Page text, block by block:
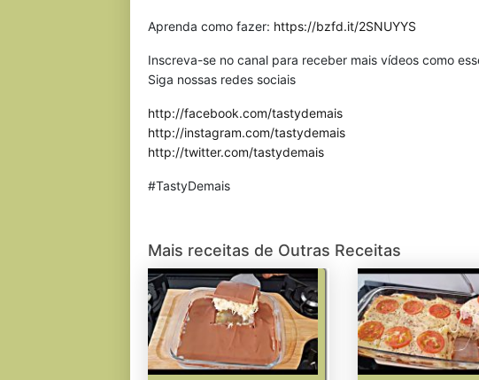
Aprenda como fazer: https://bzfd.it/2SNUYYS
Inscreva-se no canal para receber mais vídeos como
Siga nossas redes sociais
http://facebook.com/tastydemais
http://instagram.com/tastydemais
http://twitter.com/tastydemais
#TastyDemais
Mais receitas de Outras Receitas